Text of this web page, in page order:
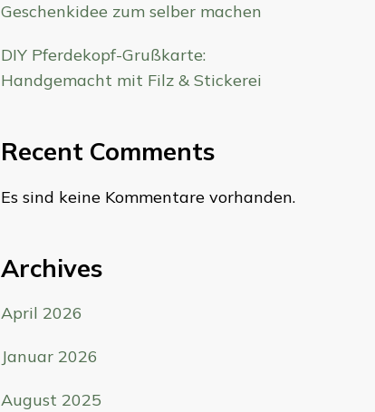
Geschenkidee zum selber machen
DIY Pferdekopf-Grußkarte:
Handgemacht mit Filz & Stickerei
Recent Comments
Es sind keine Kommentare vorhanden.
Archives
April 2026
Januar 2026
August 2025